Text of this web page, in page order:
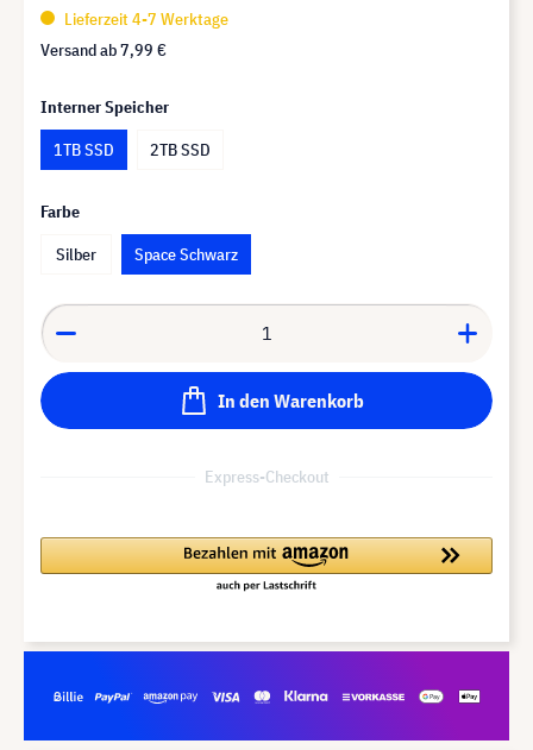
Lieferzeit 4-7 Werktage
Versand ab7,99 €
Interner Speicher
1TB SSD
2TB SSD
Farbe
Silber
Space Schwarz
In den Warenkorb
Express-Checkout